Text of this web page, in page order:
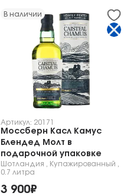
В наличии
Артикул: 20171
Моссберн Касл Камус
Блендед Молт в
подарочной упаковке
Шотландия Купажированный
0.7 литра
3 900₽